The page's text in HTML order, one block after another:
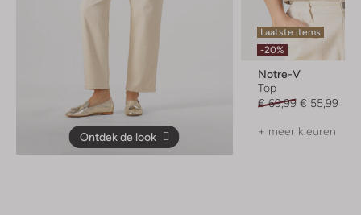
Ontdek de look
Laatste items
-20%
Notre-V
Top
€ 69,99 € 55,99
+ meer kleuren